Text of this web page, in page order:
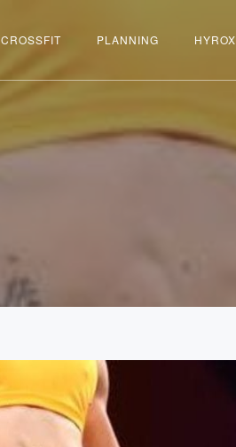
PLANNING HYROX